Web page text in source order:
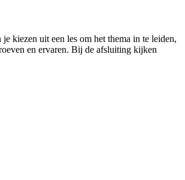
kiezen uit een les om het thema in te leiden,
en ervaren. Bij de afsluiting kijken